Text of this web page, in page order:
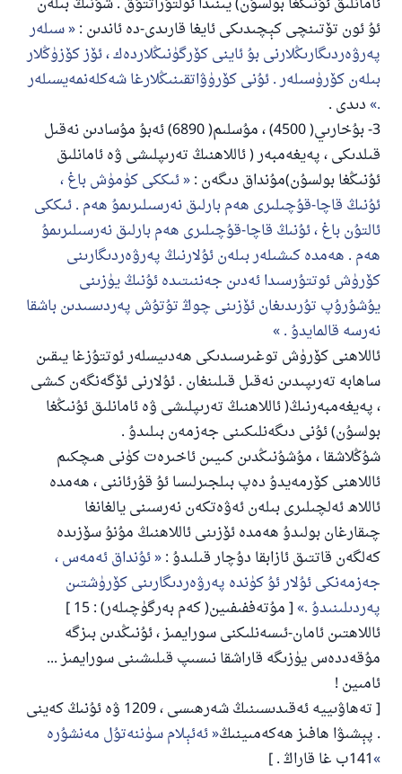
ئۇ ئون تۆتىنچى كېچىدىكى ئايغا قارىدى-دە ئاندىن : سىلەر
پەرۋەردىگارىڭلارنى بۇ ئاينى كۆرگۈنىڭلاردەك ، ئۆز كۆزۈڭلار
بىلەن كۆرۈسىلەر . ئۇنى كۆرۈۋاتقىنىڭلارغا شەكلەنمەيسىلەر
. دىدى .
3- بۇخارىي( 4500) ، مۇسلىم( 6890) ئەبۇ مۇسادىن نەقىل
قىلدىكى ، پەيغەمبەر ( ئاللاھنىڭ تەرىپلىشى ۋە ئامانلىق
ئۇنىڭغا بولسۇن)مۇنداق دىگەن : ئىككى كۈمۈش باغ ،
ئۇنىڭ قاچا-قۇچىلىرى ھەم بارلىق نەرسىلىرىمۇ ھەم . ئىككى
ئالتۇن باغ ، ئۇنىڭ قاچا-قۇچىلىرى ھەم بارلىق نەرسىلىرىمۇ
ھەم . ھەمدە كىشىلەر بىلەن ئۇلارنىڭ پەرۋەردىگارىنى
كۆرۈش ئوتتۇرسىدا ئەدىن جەننىتىدە ئۇنىڭ يۈزىنى
يۇشۇرۇپ تۇرىدىغان ئۆزىنى چوڭ تۇتۇش پەردىسىدىن باشقا
نەرسە قالمايدۇ .
ئاللاھنى كۆرۈش توغىرسىدىكى ھەدىيسلەر ئوتتۇزغا يىقىن
ساھابە تەرىپىدىن نەقىل قىلىنغان . ئۇلارنى ئۆگەنگەن كىشى
، پەيغەمبەرنىڭ( ئاللاھنىڭ تەرىپلىشى ۋە ئامانلىق ئۇنىڭغا
بولسۇن) ئۇنى دىگەنلىكىنى جەزمەن بىلىدۇ .
شۇڭلاشقا ، مۇشۇنىڭدىن كىيىن ئاخىرەت كۈنى ھىچكىم
ئاللاھنى كۆرمەيدۇ دەپ بىلجىرلىسا ئۇ قۇرئاننى ، ھەمدە
ئاللاھ ئەلچىلىرى بىلەن ئەۋەتكەن نەرسىنى يالغانغا
چىقارغان بولىدۇ ھەمدە ئۆزىنى ئاللاھنىڭ مۇنۇ سۆزىدە
كەلگەن قاتتىق ئازابقا دۇچار قىلىدۇ : ئۇنداق ئەمەس ،
جەزمەنكى ئۇلار ئۇ كۈندە پەرۋەردىگارىنى كۆرۈشتىن
پەردىلىنىدۇ . [ مۇتەففىفىين( كەم بەرگۈچىلەر) : 15 ]
ئاللاھتىن ئامان-ئىسەنلىكنى سورايمىز ، ئۇنىڭدىن بىزگە
مۇقەددەس يۈزىگە قاراشقا نىسىپ قىلىشىنى سورايمىز ...
ئامىين !
[ تەھاۋىييە ئەقىدىسىنىڭ شەرھىسى ، 1209 ۋە ئۇنىڭ كەينى
. پېشىۋا ھافىز ھەكەمىينىڭ ئەئېلام سۈننەتۇل مەنشۇرە
141ب غا قاراڭ . ]